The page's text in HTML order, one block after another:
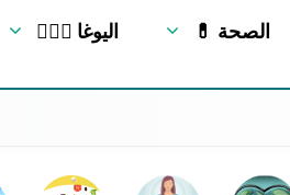
🧘🏻‍♂️ اليوغا 💊 الصحة